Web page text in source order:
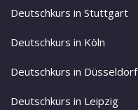
Deutschkurs in Stuttgart
Deutschkurs in Köln
Deutschkurs in Düsseldorf
Deutschkurs in Leipzig